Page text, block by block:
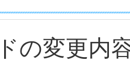
の変更内